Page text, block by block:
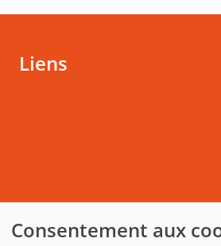
Liens
Consentement aux